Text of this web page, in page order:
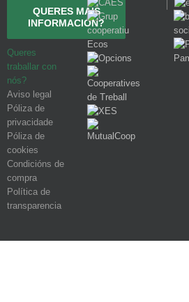
QUERES MÁIS
INFORMACIÓN?
Queres
traballar con
nós?
Aviso legal
Póliza de
privacidade
Póliza de
cookies
Condicións de
compra
Política de
transparencia